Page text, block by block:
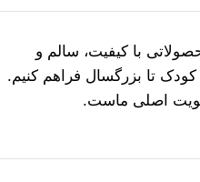
با کیفیت، سالم و
کودک تا بزرگسال فراهم کنیم.
اصلی ماست.